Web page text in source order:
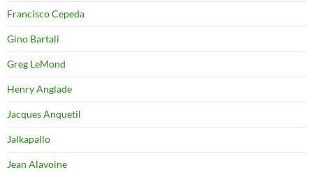
Francisco Cepeda
Gino Bartali
Greg LeMond
Henry Anglade
Jacques Anquetil
Jalkapallo
Jean Alavoine